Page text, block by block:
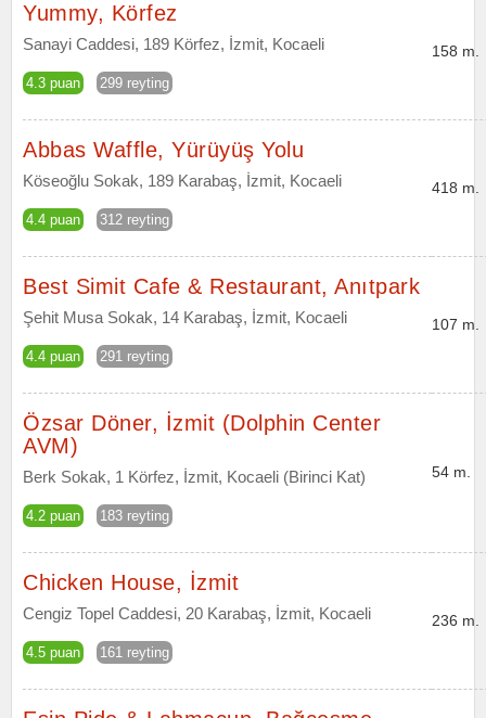
Yummy, Körfez
Sanayi Caddesi, 189 Körfez, İzmit, Kocaeli
4.3 puan 299 reyting
158 m.
Abbas Waffle, Yürüyüş Yolu
Köseoğlu Sokak, 189 Karabaş, İzmit, Kocaeli
4.4 puan 312 reyting
418 m.
Best Simit Cafe & Restaurant, Anıtpark
Şehit Musa Sokak, 14 Karabaş, İzmit, Kocaeli
4.4 puan 291 reyting
107 m.
Özsar Döner, İzmit (Dolphin Center
AVM)
Berk Sokak, 1 Körfez, İzmit, Kocaeli (Birinci Kat)
4.2 puan 183 reyting
54 m.
Chicken House, İzmit
Cengiz Topel Caddesi, 20 Karabaş, İzmit, Kocaeli
4.5 puan 161 reyting
236 m.